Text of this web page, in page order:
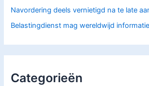
Navordering deels vernietigd na te late
Belastingdienst mag wereldwijd
Categorieën